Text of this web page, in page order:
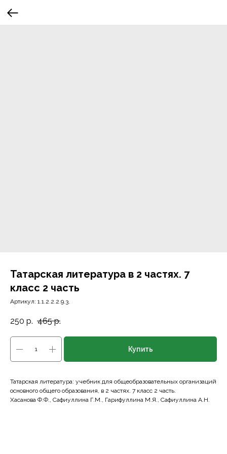
Татарская литература в 2 частях. 7
класс 2 часть
Артикул: 1.1.2.2.2.9.3.
250 р. 465 р.
Купить
Татарская литература: учебник для общеобразовательных организаций
основного общего образования, в 2 частях. 7 класс 2 часть.
Хасанова Ф.Ф., Сафиуллина Г.М., Гарифуллина М.Я., Сафиуллина А.Н.